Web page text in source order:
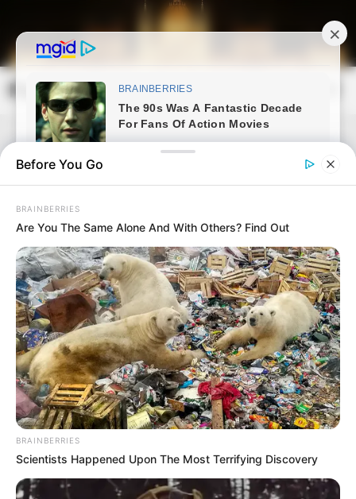
content
Magyarország Kincsei
Search
Before You Go
BRAINBERRIES
Are You The Same Alone And With Others? Find Out
BRAINBERRIES
Scientists Happened Upon The Most Terrifying Discovery